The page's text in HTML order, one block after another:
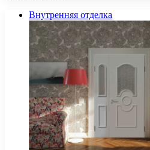
Внутренняя отделка